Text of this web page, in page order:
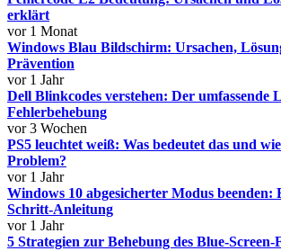
erklärt
vor 1 Monat
Windows Blau Bildschirm: Ursachen,
Prävention
vor 1 Jahr
Dell Blinkcodes verstehen: Der umfassende
Fehlerbehebung
vor 3 Wochen
PS5 leuchtet weiß: Was bedeutet das und
Problem?
vor 1 Jahr
Windows 10 abgesicherter Modus
Schritt-Anleitung
vor 1 Jahr
5 Strategien zur Behebung des Blue-